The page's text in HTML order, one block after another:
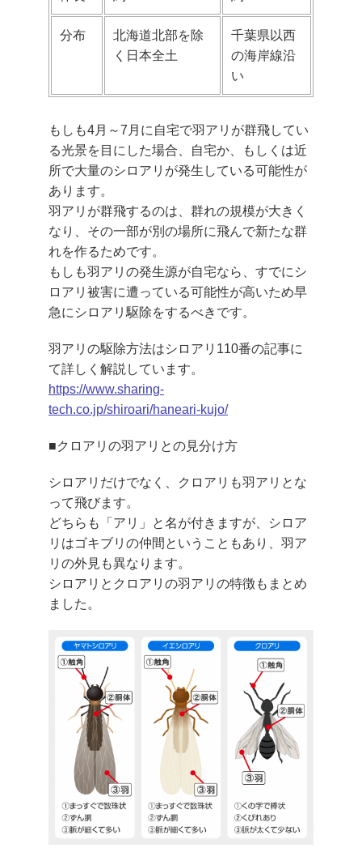
分布
北海道北部を除
く日本全土
千葉県以西
の海岸線沿
い
もしも4月～7月に自宅で羽アリが群飛してい
る光景を目にした場合、自宅か、もしくは近
所で大量のシロアリが発生している可能性が
あります。
羽アリが群飛するのは、群れの規模が大きく
なり、その一部が別の場所に飛んで新たな群
れを作るためです。
もしも羽アリの発生源が自宅なら、すでにシ
ロアリ被害に遭っている可能性が高いため早
急にシロアリ駆除をするべきです。
羽アリの駆除方法はシロアリ110番の記事に
て詳しく解説しています。
https://www.sharing-
tech.co.jp/shiroari/haneari-kujo/
■クロアリの羽アリとの見分け方
シロアリだけでなく、
クロアリも羽アリとな
って飛びます。
どちらも「アリ」と名が付きますが、シロア
リはゴキブリの仲間ということもあり、羽ア
リの外見も異なります。
シロアリとクロアリの羽アリの特徴もまとめ
ました。